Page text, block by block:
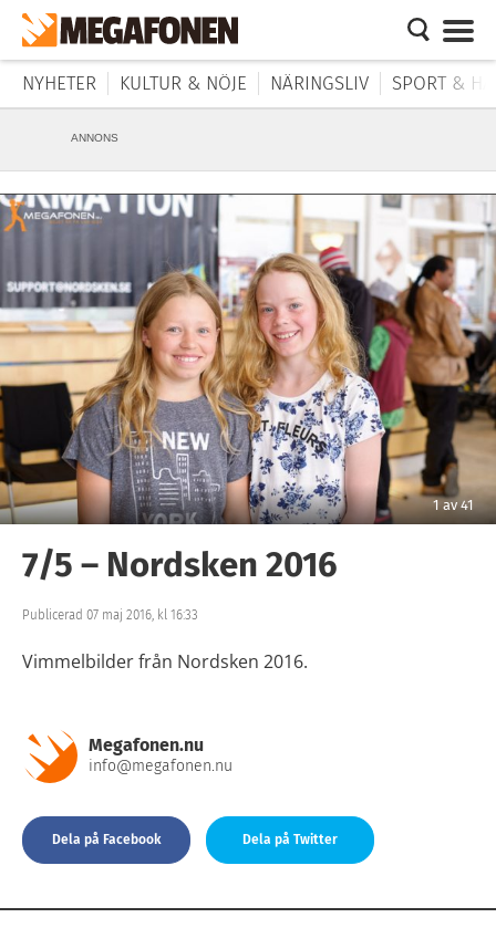
NYHETER KULTUR & NÖJE NÄRINGSLIV SPORT &
ANNONS
1 av41
7/5 – Nordsken 2016
Publicerad 07 maj 2016, kl 16:33
Vimmelbilder från Nordsken 2016.
Megafonen.nu
info@megafonen.nu
Dela på Facebook Dela på Twitter